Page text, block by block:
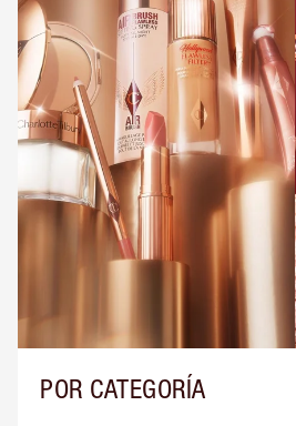
POR CATEGORÍA